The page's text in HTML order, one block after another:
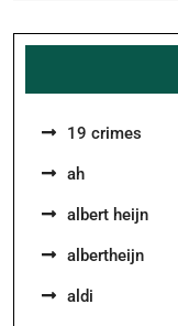
19 crimes
ah
albert heijn
albertheijn
aldi